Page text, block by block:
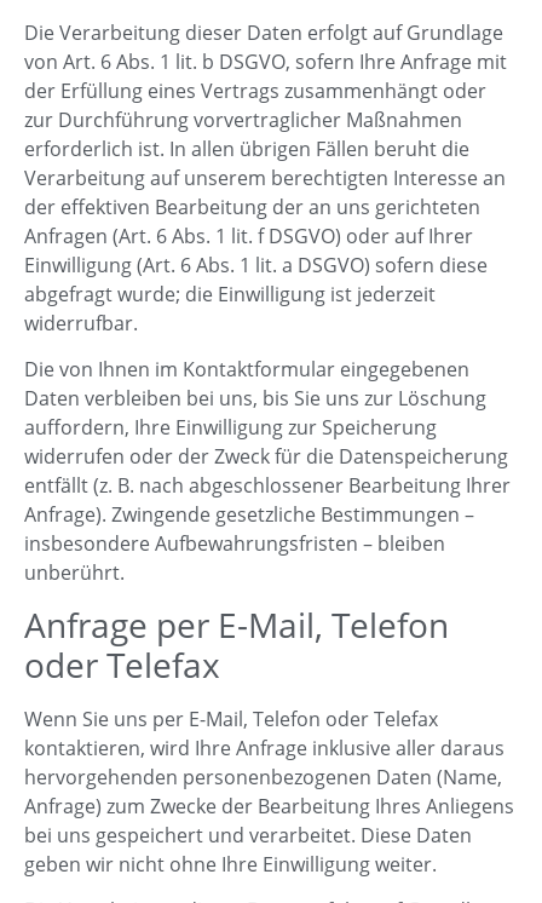
Die Verarbeitung dieser Daten erfolgt auf Grundlage
von Art. 6 Abs. 1 lit. b DSGVO, sofern Ihre Anfrage mit
der Erfüllung eines Vertrags zusammenhängt oder
zur Durchführung vorvertraglicher Maßnahmen
erforderlich ist. In allen übrigen Fällen beruht die
Verarbeitung auf unserem berechtigten Interesse an
der effektiven Bearbeitung der an uns gerichteten
Anfragen (Art. 6 Abs. 1 lit. f DSGVO) oder auf Ihrer
Einwilligung (Art. 6 Abs. 1 lit. a DSGVO) sofern diese
abgefragt wurde; die Einwilligung ist jederzeit
widerrufbar.
Die von Ihnen im Kontaktformular eingegebenen
Daten verbleiben bei uns, bis Sie uns zur Löschung
auffordern, Ihre Einwilligung zur Speicherung
widerrufen oder der Zweck für die Datenspeicherung
entfällt (z. B. nach abgeschlossener Bearbeitung Ihrer
Anfrage). Zwingende gesetzliche Bestimmungen –
insbesondere Aufbewahrungsfristen – bleiben
unberührt.
Anfrage per E-Mail, Telefon
oder Telefax
Wenn Sie uns per E-Mail, Telefon oder Telefax
kontaktieren, wird Ihre Anfrage inklusive aller daraus
hervorgehenden personenbezogenen Daten (Name,
Anfrage) zum Zwecke der Bearbeitung Ihres Anliegens
bei uns gespeichert und verarbeitet. Diese Daten
geben wir nicht ohne Ihre Einwilligung weiter.